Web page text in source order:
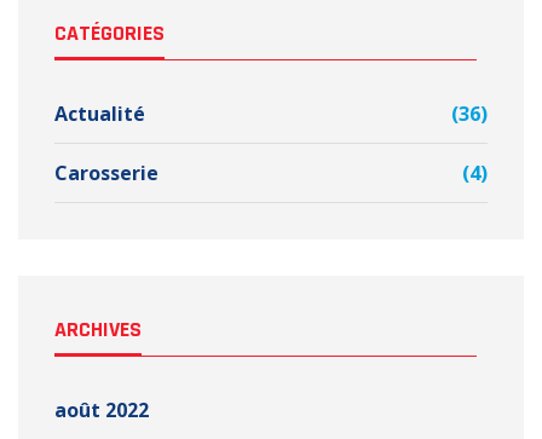
CATÉGORIES
Actualité (36)
Carosserie (4)
ARCHIVES
août 2022